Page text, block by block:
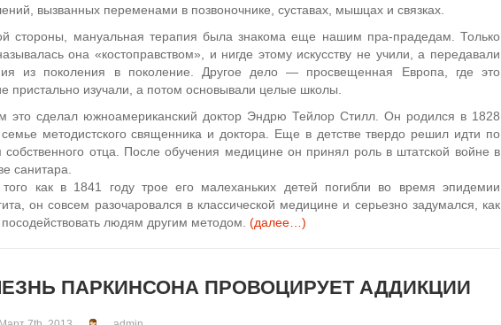
вызванных переменами в позвоночнике, суставах, мышцах и связках.
стороны, мануальная терапия была знакома еще нашим пра-прадедам. Только
она «костоправством», и нигде этому искусству не учили, а передавали
из поколения в поколение. Другое дело — просвещенная Европа, где это
пристально изучали, а потом основывали целые школы.
это сделал южноамериканский доктор Эндрю Тейлор Стилл. Он родился в 1828
семье методистского священника и доктора. Еще в детстве твердо решил идти по
собственного отца. После обучения медицине он принял роль в штатской войне в
санитара.
как в 1841 году трое его малеханьких детей погибли во время эпидемии
он совсем разочаровался в классической медицине и серьезно задумался, как
людям другим методом. (далее…)
ПАРКИНСОНА ПРОВОЦИРУЕТ АДДИКЦИИ